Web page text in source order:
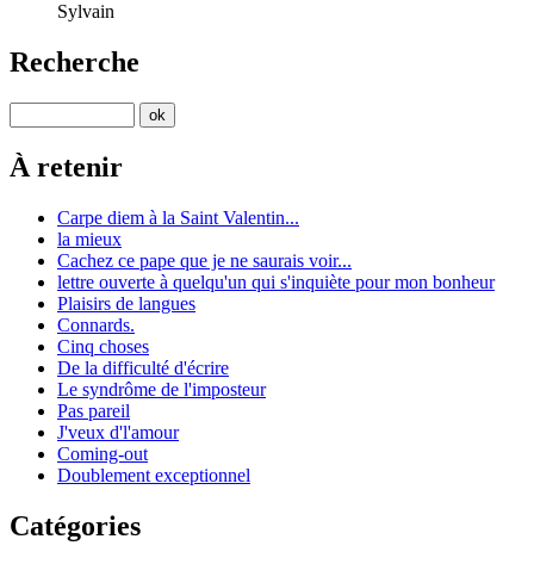
Sylvain
Recherche
À retenir
Carpe diem à la Saint Valentin...
la mieux
Cachez ce pape que je ne saurais voir...
lettre ouverte à quelqu'un qui s'inquiète pour mon bonheur
Plaisirs de langues
Connards.
Cinq choses
De la difficulté d'écrire
Le syndrôme de l'imposteur
Pas pareil
J'veux d'l'amour
Coming-out
Doublement exceptionnel
Catégories